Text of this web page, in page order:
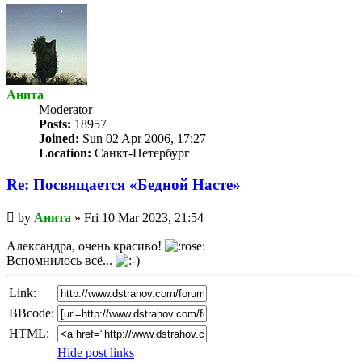
Анита
Мoderator
Posts: 18957
Joined: Sun 02 Apr 2006, 17:27
Location: Санкт-Петербург
Re: Посвящается «Бедной Насте»
Unread
post
by Анита » Fri 10 Mar 2023, 21:54
Александра, очень красиво!
Вспомнилось всё...
Link:
BBcode:
HTML:
Hide post links